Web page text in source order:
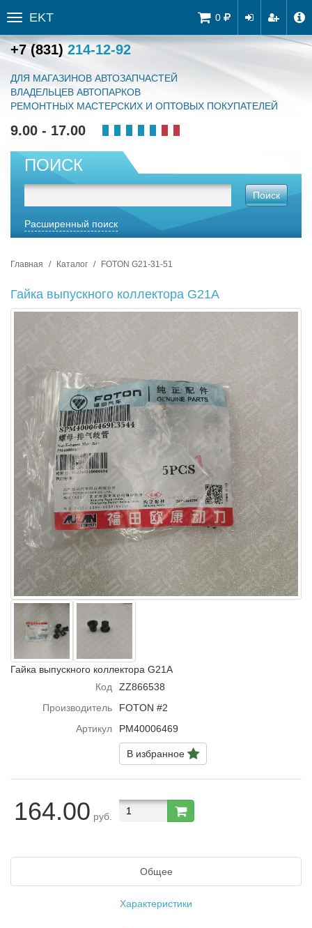
0
Toggle
sidebar
EKT
+7 (831) 214-12-92
ДЛЯ МАГАЗИНОВ АВТОЗАПЧАСТЕЙ
ВЛАДЕЛЬЦЕВ АВТОПАРКОВ
РЕМОНТНЫХ МАСТЕРСКИХ И ОПТОВЫХ ПОКУПАТЕЛЕЙ
9.00 - 17.00
ПОИСК
Поиск
Расширенный поиск
Главная Каталог FOTON G21-31-51
Гайка выпускного коллектора G21A
Гайка выпускного коллектора G21A
Код
ZZ866538
Производитель
FOTON #2
Артикул
PM40006469
В избранное
164.00 руб.
Общее
Характеристики